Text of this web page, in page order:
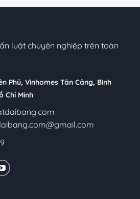
luật chuyên nghiệp trên toàn
Phủ, Vinhomes Tân Cảng, Bình
Chí Minh